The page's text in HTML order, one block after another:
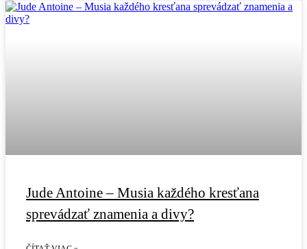
Jude Antoine – Musia každého kresťana
sprevádzať znamenia a divy?